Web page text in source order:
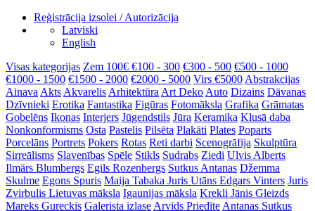
Reģistrācija izsolei / Autorizācija
Latviski
English
Visas kategorijas Zem 100€ €100 - 300 €300 - 500 €500 - 1000
€1000 - 1500 €1500 - 2000 €2000 - 5000 Virs €5000 Abstrakcijas
Ainava Akts Akvarelis Arhitektūra Art Deko Auto Dizains Dāvanas
Dzīvnieki Erotika Fantastika Figūras Fotomāksla Grafika Grāmatas
Gobelēns Ikonas Interjers Jūgendstils Jūra Keramika Klusā daba
Nonkonformisms Osta Pastelis Pilsēta Plakāti Plates Poparts
Porcelāns Portrets Pokers Rotas Reti darbi Scenogrāfija Skulptūra
Sirreālisms Slavenības Spēle Stikls Sudrabs Ziedi Ulvis Alberts
Ilmārs Blumbergs Egils Rozenbergs Sutkus Antanas Džemma
Skulme Egons Spuris Maija Tabaka Juris Utāns Edgars Vinters Juris
Zvirbulis Lietuvas māksla Igaunijas māksla Krekli Jānis Gleizds
Mareks Gureckis Galerista izlase Arvīds Priedīte Antanas Sutkus